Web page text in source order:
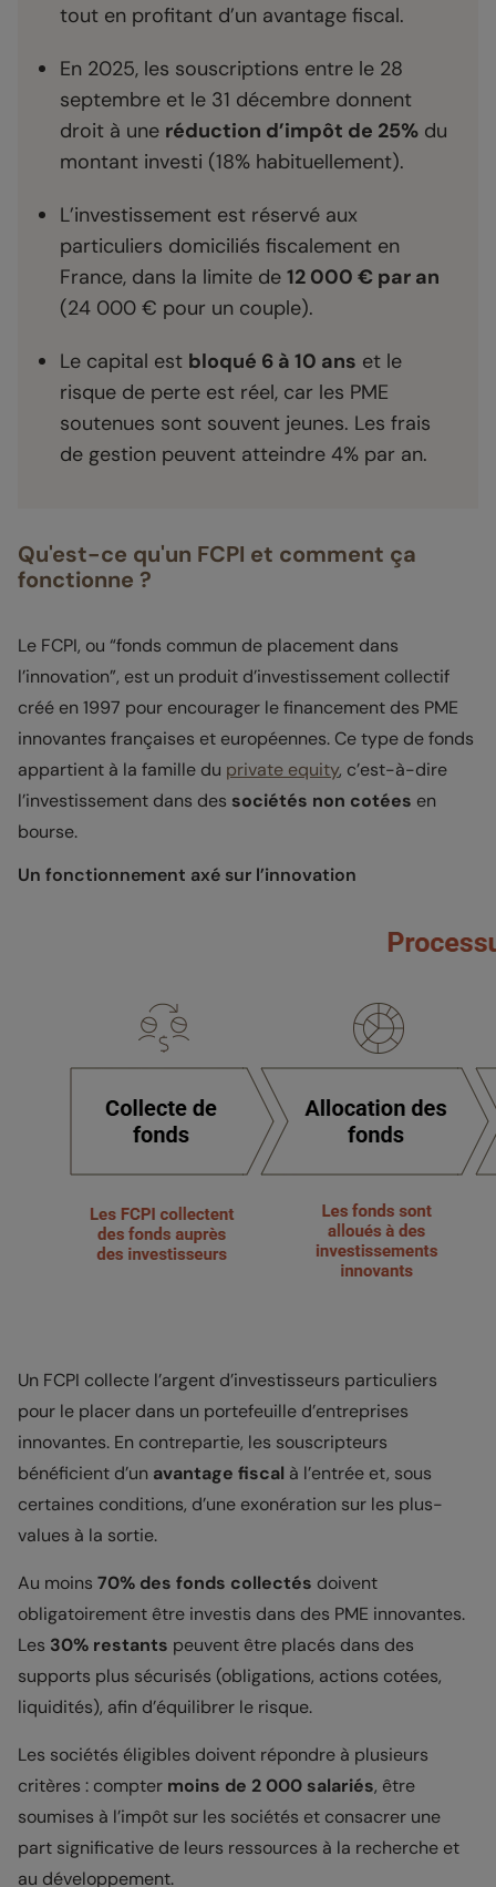
tout en profitant d’un avantage fiscal.
En 2025, les souscriptions entre le 28
septembre et le 31 décembre donnent
droit à une réduction d’impôt de 25% du
montant investi (18% habituellement).
L’investissement est réservé aux
particuliers domiciliés fiscalement en
France, dans la limite de 12 000 € par an
(24 000 € pour un couple).
Le capital est bloqué 6 à 10 ans et le
risque de perte est réel, car les PME
soutenues sont souvent jeunes. Les frais
de gestion peuvent atteindre 4% par an.
Qu'est-ce qu'un FCPI et comment ça
fonctionne ?
Le FCPI, ou “fonds commun de placement dans
l’innovation”, est un produit d’investissement collectif
créé en 1997 pour encourager le financement des PME
innovantes françaises et européennes. Ce type de fonds
appartient à la famille du private equity, c’est-à-dire
l’investissement dans des sociétés non cotées en
bourse.
Un fonctionnement axé sur l’innovation
Un FCPI collecte l’argent d’investisseurs particuliers
pour le placer dans un portefeuille d’entreprises
innovantes. En contrepartie, les souscripteurs
bénéficient d’un avantage fiscal à l’entrée et, sous
certaines conditions, d’une exonération sur les plus-
values à la sortie.
Au moins 70% des fonds collectés doivent
obligatoirement être investis dans des PME innovantes.
Les 30% restants peuvent être placés dans des
supports plus sécurisés (obligations, actions cotées,
liquidités), afin d’équilibrer le risque.
Les sociétés éligibles doivent répondre à plusieurs
critères : compter moins de 2 000 salariés, être
soumises à l’impôt sur les sociétés et consacrer une
part significative de leurs ressources à la recherche et
au développement.